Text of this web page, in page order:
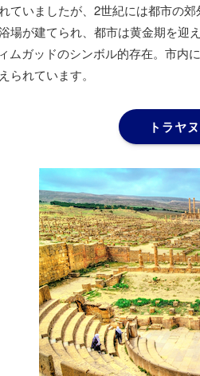
ていましたが、2世紀には都市の
場が建てられ、都市は黄金期を迎
ムガッドのシンボル的存在。市内
られています。
トラヤ